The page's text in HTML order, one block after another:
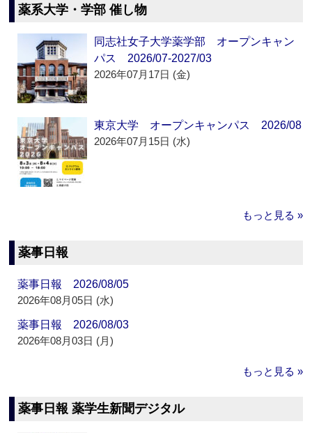
薬系大学・学部 催し物
同志社女子大学薬学部 オープンキャン
パス 2026/07-2027/03
2026年07月17日 (金)
東京大学 オープンキャンパス 2026/08
2026年07月15日 (水)
もっと見る »
薬事日報
薬事日報 2026/08/05
2026年08月05日 (水)
薬事日報 2026/08/03
2026年08月03日 (月)
もっと見る »
薬事日報 薬学生新聞デジタル